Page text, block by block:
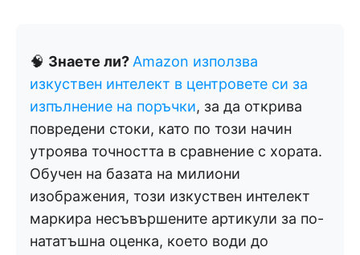
🧠 Знаете ли? Amazon използва
изкуствен интелект в центровете си за
изпълнение на поръчки, за да открива
повредени стоки, като по този начин
утроява точността в сравнение с хората.
Обучен на базата на милиони
изображения, този изкуствен интелект
маркира несъвършените артикули за по-
нататъшна оценка, което води до